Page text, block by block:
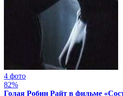
4 фото
82%
Голая Робин Райт в фильме